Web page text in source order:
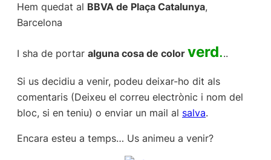
Hem quedat al BBVA de Plaça Catalunya,
Barcelona
I sha de portar alguna cosa de color verd...
Si us decidiu a venir, podeu deixar-ho dit als
comentaris (Deixeu el correu electrònic i nom del
bloc, si en teniu) o enviar un mail al salva.
Encara esteu a temps… Us animeu a venir?